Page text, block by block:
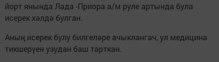
йорт янында Лада -Приора а/м руле артында була
исерек хәлдә булган.
Аның исерек булу билгеләре ачыклангач, ул медицина
тикшерүен узудан баш тарткан.